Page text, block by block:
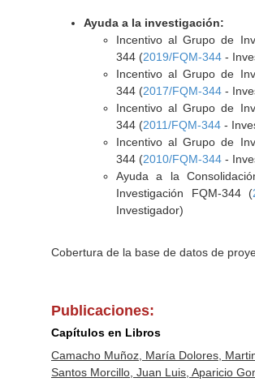
Ayuda a la investigación:
Incentivo al Grupo de
344 (2019/FQM-344-
Incentivo al Grupo de
344 (2017/FQM-344-
Incentivo al Grupo de
344 (2011/FQM-344-
Incentivo al Grupo de
344 (2010/FQM-344-
Ayuda a la
Investigación FQM-344 (
Investigador)
Cobertura de la base de datos de
Publicaciones:
Capítulos en Libros
Camacho Muñoz, María Dolores,
Santos Morcillo, Juan Luis, Aparicio